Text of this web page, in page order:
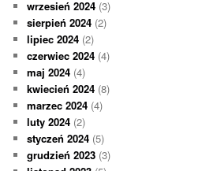
wrzesień 2024 (3)
sierpień 2024 (2)
lipiec 2024 (2)
czerwiec 2024 (4)
maj 2024 (4)
kwiecień 2024 (8)
marzec 2024 (4)
luty 2024 (2)
styczeń 2024 (5)
grudzień 2023 (3)